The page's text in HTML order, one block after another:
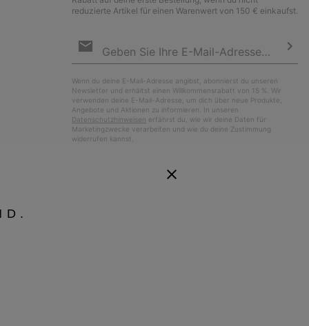
reduzierte Artikel für einen Warenwert von 150 € einkaufst.
Anmeldung
Wenn du deine E-Mail-Adresse angibst, abonnierst du unseren
Newsletter und erhältst einen Willkommensrabatt von 15 %. Wir
verwenden deine E-Mail-Adresse, um dich über neue Produkte,
Angebote und Aktionen zu informieren. In unseren
Datenschutzhinweisen erfährst du, wie wir deine Daten für
Marketingzwecke verarbeiten und wie du deine Zustimmung
widerrufen kannst.